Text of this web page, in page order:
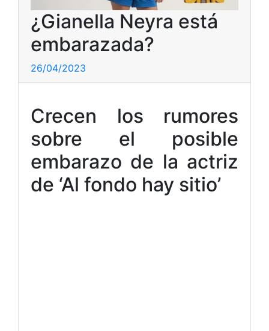
¿Gianella Neyra está
embarazada?
26/04/2023
Crecen los rumores
sobre el posible
embarazo de la actriz
de ‘Al fondo hay sitio’